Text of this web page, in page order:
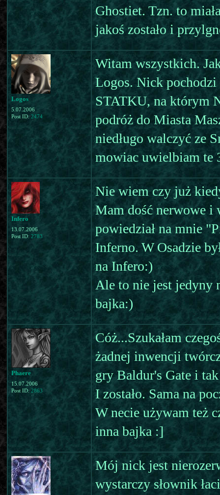
Ghostiet. Tzn. to
jakoś zostało i
Logos
5.07.2006
Post ID: 2474
Witam wszystkich.
Logos. Nick
STATKU, na którym
podróż do Miasta
niedługo walczyć ze
mowiac uwielbiam te
Infero
13.07.2006
Post ID: 2783
Nie wiem czy już
Mam dość nerwowe i
powiedział na mnie
Inferno. W Osadzie
na Infero:)
Ale to nie jest jedyny
bajka:)
Phaere
15.07.2006
Post ID: 2863
Cóż...Szukałam
żadnej inwencji
gry Baldur's Gate i
I zostało. Sama na
W necie używam też
inna bajka :]
Mój nick jest
wystarczy słownik